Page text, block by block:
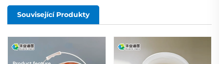
Související Produkty